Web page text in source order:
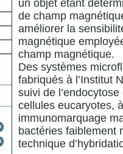
un objet étant
de champ
améliorer la
magnétique
champ magnétique.
Des systèmes
fabriqués à l’Institut
suivi de
cellules eucaryotes,
immunomarquage
bactéries faiblement
technique